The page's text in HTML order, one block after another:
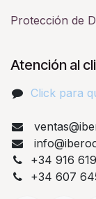
Protección de
Atención al
Click para
+34 916
+34 607